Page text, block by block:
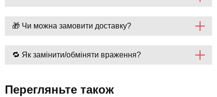
🎁 Чи можна замовити доставку?
🔁 Як замінити/обміняти враження?
Перегляньте також